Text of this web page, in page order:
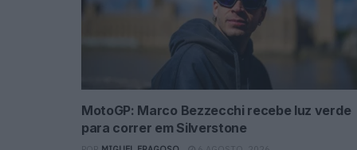
MotoGP: Marco Bezzecchi recebe luz verde
para correr em Silverstone